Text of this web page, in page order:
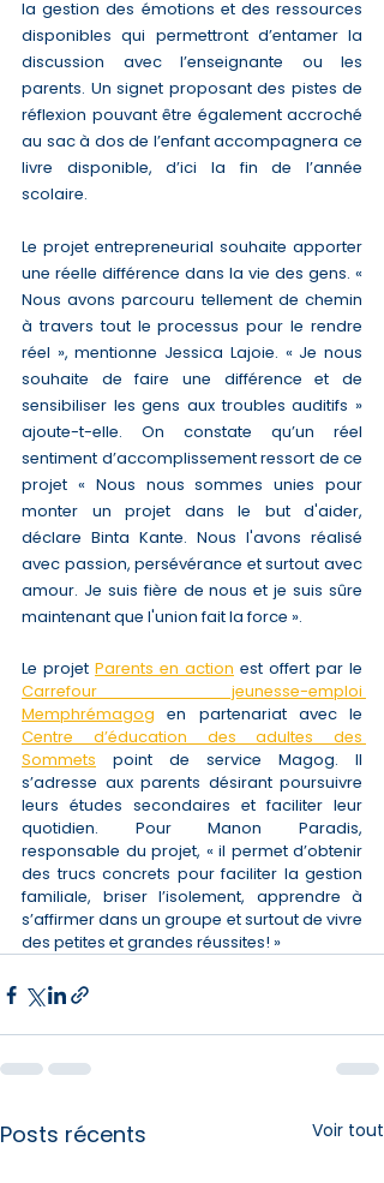
la gestion des émotions et des ressources
disponibles qui permettront d’entamer la
discussion avec l’enseignante ou les
parents. Un signet proposant des pistes de
réflexion pouvant être également accroché
au sac à dos de l’enfant accompagnera ce
livre disponible, d’ici la fin de l’année
scolaire.
Le projet entrepreneurial souhaite apporter
une réelle différence dans la vie des gens. «
Nous avons parcouru tellement de chemin
à travers tout le processus pour le rendre
réel », mentionne Jessica Lajoie. « Je nous
souhaite de faire une différence et de
sensibiliser les gens aux troubles auditifs »
ajoute-t-elle. On constate qu’un réel
sentiment d’accomplissement ressort de ce
projet « Nous nous sommes unies pour
monter un projet dans le but d'aider,
déclare Binta Kante. Nous l'avons réalisé
avec passion, persévérance et surtout avec
amour. Je suis fière de nous et je suis sûre
maintenant que l'union fait la force ».
Le projet Parents en action
Carrefour jeunesse-emploi
Memphrémagog
Centre d’éducation des adultes des
Sommets point de service Magog. Il
s’adresse aux parents désirant poursuivre
leurs études secondaires et faciliter leur
quotidien. Pour Manon Paradis,
responsable du projet, « il permet d’obtenir
des trucs concrets pour faciliter la gestion
familiale, briser l’isolement, apprendre à
s’affirmer dans un groupe et surtout de vivre
des petites et grandes réussites! »
Posts récents Voir tout